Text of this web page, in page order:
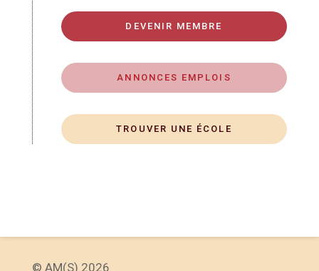
DEVENIR MEMBRE
ANNONCES EMPLOIS
TROUVER UNE ÉCOLE
© AM(S) 2026